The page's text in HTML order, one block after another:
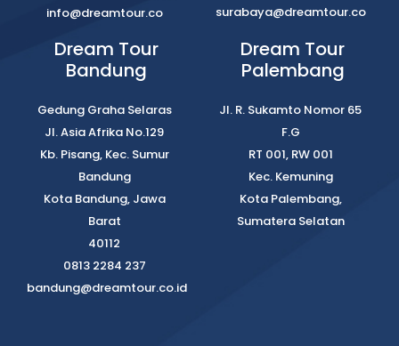
info@dreamtour.co
surabaya@dreamtour.co
Dream Tour
Bandung
Gedung Graha Selaras
Jl. Asia Afrika No.129
Kb. Pisang, Kec. Sumur
Bandung
Kota Bandung, Jawa
Barat
40112
0813 2284 237
bandung@dreamtour.co.id
Dream Tour
Palembang
Jl. R. Sukamto Nomor 65
F.G
RT 001, RW 001
Kec. Kemuning
Kota Palembang,
Sumatera Selatan